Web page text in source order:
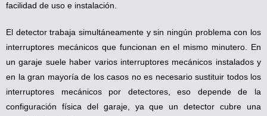
facilidad de uso e instalación.
El detector trabaja simultáneamente y sin ningún problema con los
interruptores mecánicos que funcionan en el mismo minutero. En
un garaje suele haber varios interruptores mecánicos instalados y
en la gran mayoría de los casos no es necesario sustituir todos los
interruptores mecánicos por detectores, eso depende de la
configuración física del garaje, ya que un detector cubre una